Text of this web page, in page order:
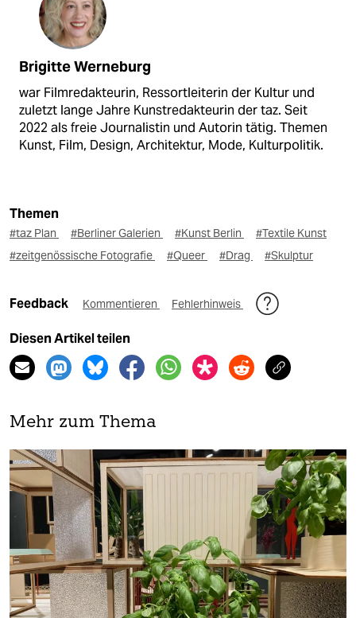
Brigitte Werneburg
war Filmredakteurin, Ressortleiterin der Kultur und
zuletzt lange Jahre Kunstredakteurin der taz. Seit
2022 als freie Journalistin und Autorin tätig. Themen
Kunst, Film, Design, Architektur, Mode, Kulturpolitik.
Themen
#taz Plan #Berliner Galerien #Kunst Berlin
#Textile Kunst
#zeitgenössische Fotografie
#Queer #Drag #Skulptur
Feedback Kommentieren Fehlerhinweis
Diesen Artikel teilen
Mehr zum Thema